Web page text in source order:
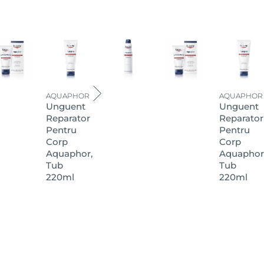
uri chimice
un nou țesut) și nu pe răni
înainte de a utiliza
AQUAPHOR
Unguent
Reparator
Pentru
Corp
Aquaphor,
Tub
220ml
AQUAPHOR
Unguent
Reparator
Pentru
Corp
Tub
220ml